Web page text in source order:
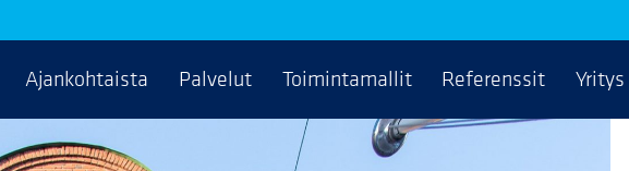
Ajankohtaista Palvelut Toimintamallit Referenssit Yritys